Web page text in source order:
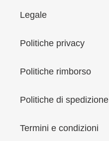
Legale
Politiche privacy
Politiche rimborso
Politiche di spedizione
Termini e condizioni